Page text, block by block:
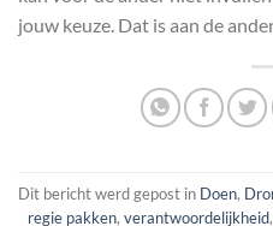
jouw keuze. Dat is aan de
Dit bericht werd gepost in Doen
regie pakken, verantwoordelijkheid,